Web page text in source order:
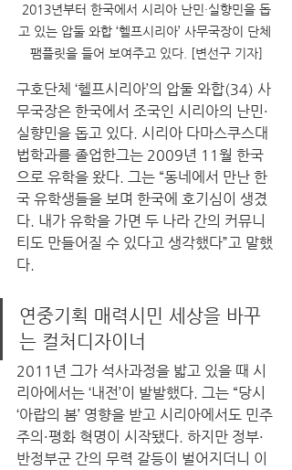
2013년부터 한국에서 시리아 난민·실향민을 돕
고 있는 압둘 와합 ‘헬프시리아’ 사무국장이 단체
팸플릿을 들어 보여주고 있다. [변선구 기자]
구호단체 ‘헬프시리아’의 압둘 와합(34) 사
무국장은 한국에서 조국인 시리아의 난민·
실향민을 돕고 있다. 시리아 다마스쿠스대
법학과를 졸업한그는 2009년 11월 한국
으로 유학을 왔다. 그는 “동네에서 만난 한
국 유학생들을 보며 한국에 호기심이 생겼
다. 내가 유학을 가면 두 나라 간의 커뮤니
티도 만들어질 수 있다고 생각했다”고 말했
다.
연중기획 매력시민 세상을 바꾸
는 컬처디자이너
2011년 그가 석사과정을 밟고 있을 때 시
리아에서는 ‘내전’이 발발했다. 그는 “당시
‘아랍의 봄’ 영향을 받고 시리아에서도 민주
주의·평화 혁명이 시작됐다. 하지만 정부·
반정부군 간의 무력 갈등이 벌어지더니 이